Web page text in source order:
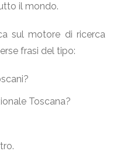
il mondo.
sul motore di ricerca
frasi del tipo:
Toscana?